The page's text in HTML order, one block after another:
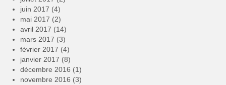
juin 2017 (4)
mai 2017 (2)
avril 2017 (14)
mars 2017 (3)
février 2017 (4)
janvier 2017 (8)
décembre 2016 (1)
novembre 2016 (3)